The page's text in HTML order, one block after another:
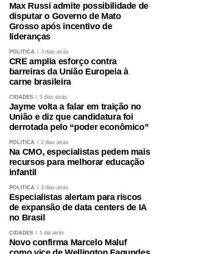
Max Russi admite possibilidade de
disputar o Governo de Mato
Grosso após incentivo de
lideranças
POLÍTICA 3 dias atrás
CRE amplia esforço contra
barreiras da União Europeia à
carne brasileira
CIDADES 3 dias atrás
Jayme volta a falar em traição no
União e diz que candidatura foi
derrotada pelo “poder econômico”
POLÍTICA 2 dias atrás
Na CMO, especialistas pedem mais
recursos para melhorar educação
infantil
POLÍTICA 3 dias atrás
Especialistas alertam para riscos
de expansão de data centers de IA
no Brasil
CIDADES 1 dia atrás
Novo confirma Marcelo Maluf